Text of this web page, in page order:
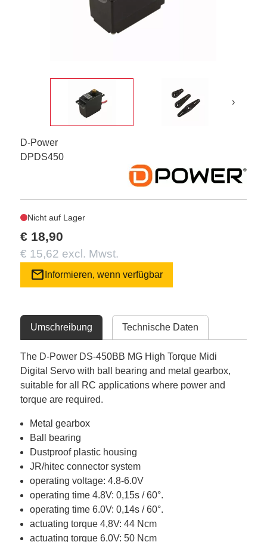
›
D-Power
DPDS450
Nicht auf Lager
€ 18,90
€ 15,62 excl. Mwst.
mail Informieren, wenn verfügbar
Umschreibung Technische Daten
The D-Power DS-450BB MG High Torque Midi
Digital Servo with ball bearing and metal gearbox,
suitable for all RC applications where power and
torque are required.
Metal gearbox
Ball bearing
Dustproof plastic housing
JR/hitec connector system
operating voltage: 4.8-6.0V
operating time 4.8V: 0,15s / 60°.
operating time 6.0V: 0,14s / 60°.
actuating torque 4,8V: 44 Ncm
actuating torque 6,0V: 50 Ncm